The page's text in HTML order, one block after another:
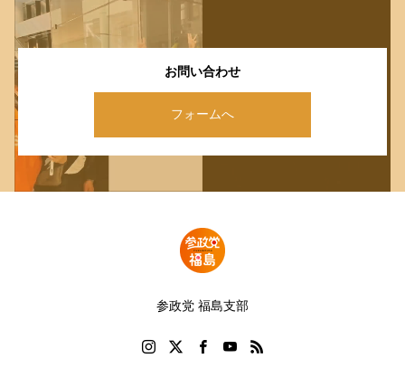
お問い合わせ
フォームへ
参政党 福島支部